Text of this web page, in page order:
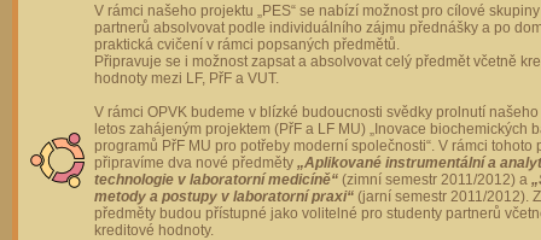
V rámci našeho projektu „PES“ se nabízí možnost pro cílové
partnerů absolvovat podle individuálního zájmu přednášky a po
praktická cvičení v rámci popsaných předmětů.
Připravuje se i možnost zapsat a absolvovat celý předmět včetně
hodnoty mezi LF, PřF a VUT.
V rámci OPVK budeme v blízké budoucnosti svědky prolnutí
letos zahájeným projektem (PřF a LF MU) „Inovace biochemických
programů PřF MU pro potřeby moderní společnosti“. V rámci tohoto
připravíme dva nové předměty „Aplikované instrumentální a
technologie v laboratorní medicíně“ (zimní semestr 2011/2012) a
metody a postupy v laboratorní praxi“ (jarní semestr 2011/2012).
předměty budou přístupné jako volitelné pro studenty partnerů
kreditové hodnoty.